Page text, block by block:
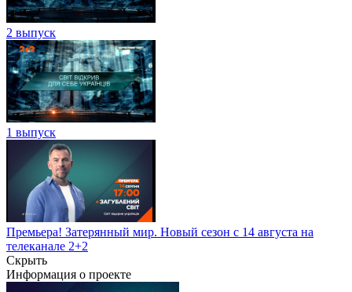
2 выпуск
1 выпуск
Премьера! Затерянный мир. Новый сезон с 14 августа на
телеканале 2+2
Скрыть
Информация о проекте